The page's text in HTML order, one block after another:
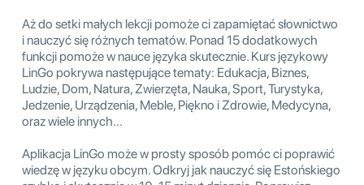
Aż do setki małych lekcji pomoże ci zapamiętać słownictwo
i nauczyć się różnych tematów. Ponad 15 dodatkowych
funkcji pomoże w nauce języka skutecznie. Kurs językowy
LinGo pokrywa następujące tematy: Edukacja, Biznes,
Ludzie, Dom, Natura, Zwierzęta, Nauka, Sport, Turystyka,
Jedzenie, Urządzenia, Meble, Piękno i Zdrowie, Medycyna,
oraz wiele innych...
Aplikacja LinGo może w prosty sposób pomóc ci poprawić
wiedzę w języku obcym. Odkryj jak nauczyć się Estońskiego